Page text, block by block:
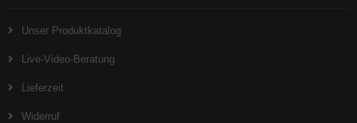
Unser Produktkatalog
Live-Video-Beratung
Lieferzeit
Widerruf